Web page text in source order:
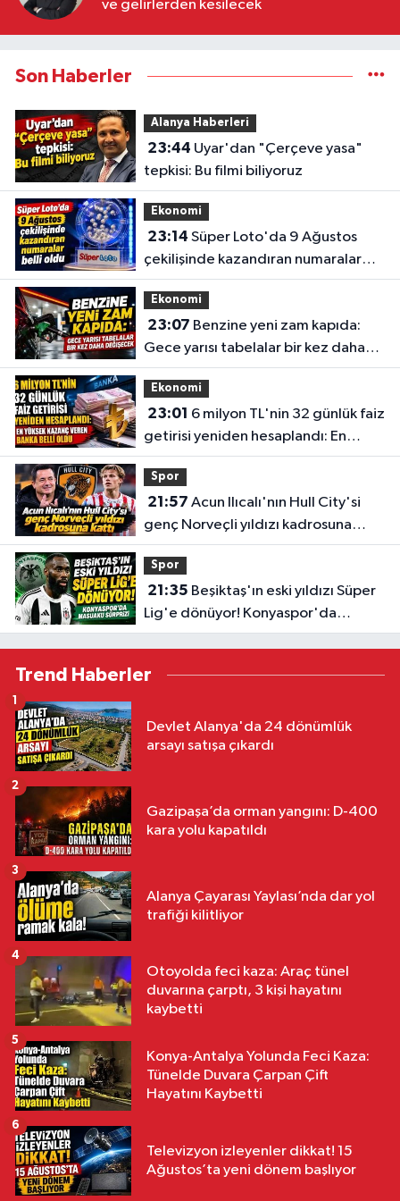
ve gelirlerden kesilecek
Son Haberler
Alanya Haberleri
23:44
tepkisi: Bu filmi biliyoruz
Ekonomi
23:14
çekilişinde kazandıran numaralar
belli oldu
Ekonomi
23:07
Gece yarısı tabelalar bir kez daha
değişecek
Ekonomi
23:01
getirisi yeniden hesaplandı: En
yüksek kazanç veren banka belli
oldu
Spor
21:57
genç Norveçli yıldızı kadrosuna
kattı
Spor
21:35
Lig'e dönüyor! Konyaspor'da
Masuaku sürprizi
Trend Haberler
Devlet Alanya'da 24 dönümlük
arsayı satışa çıkardı
1
Gazipaşa’da orman yangını: D-400
kara yolu kapatıldı
2
Alanya Çayarası Yaylası’nda dar yol
trafiği kilitliyor
3
Otoyolda feci kaza: Araç tünel
duvarına çarptı, 3 kişi hayatını
kaybetti
4
Konya-Antalya Yolunda Feci Kaza:
Tünelde Duvara Çarpan Çift
Hayatını Kaybetti
5
Televizyon izleyenler dikkat! 15
Ağustos’ta yeni dönem başlıyor
6